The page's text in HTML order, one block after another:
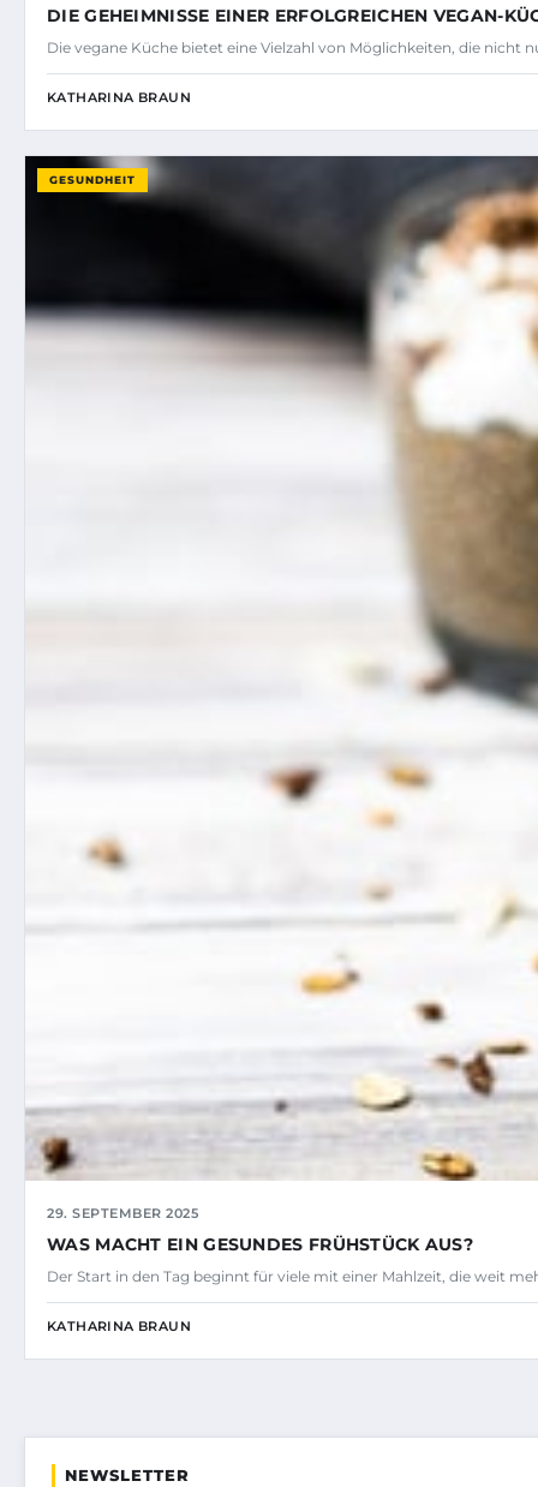
DIE GEHEIMNISSE EINER ERFOLGREICHEN VEGAN-
Die vegane Küche bietet eine Vielzahl von Möglichkeiten, die nicht
KATHARINA BRAUN
GESUNDHEIT
29. SEPTEMBER 2025
WAS MACHT EIN GESUNDES FRÜHSTÜCK AUS?
Der Start in den Tag beginnt für viele mit einer Mahlzeit, die weit
KATHARINA BRAUN
NEWSLETTER